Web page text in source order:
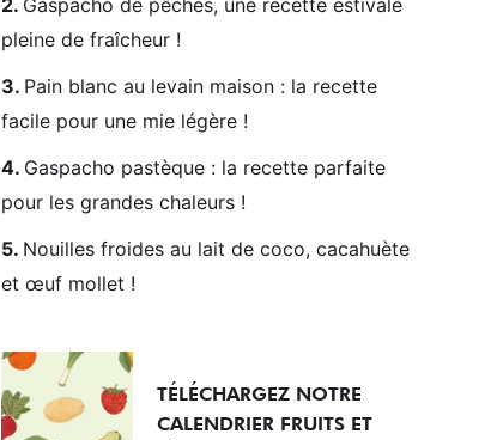
Gaspacho de pêches, une recette estivale
pleine de fraîcheur !
Pain blanc au levain maison : la recette
facile pour une mie légère !
Gaspacho pastèque : la recette parfaite
pour les grandes chaleurs !
Nouilles froides au lait de coco, cacahuète
et œuf mollet !
TÉLÉCHARGEZ NOTRE
CALENDRIER FRUITS ET